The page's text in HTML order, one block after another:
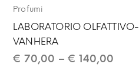
Profumi
LABORATORIO OLFATTIVO-
VANHERA
€ 70,00 –€ 140,00